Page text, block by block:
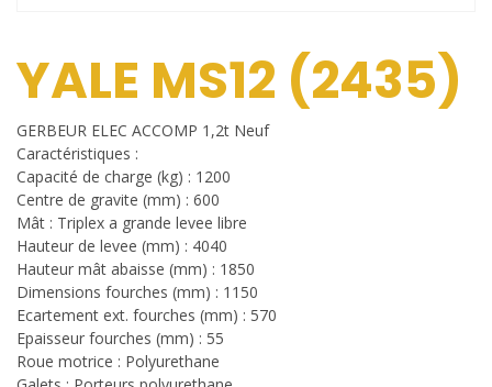
YALE MS12 (2435)
GERBEUR ELEC ACCOMP 1,2t Neuf
Caractéristiques :
Capacité de charge (kg) : 1200
Centre de gravite (mm) : 600
Mât : Triplex a grande levee libre
Hauteur de levee (mm) : 4040
Hauteur mât abaisse (mm) : 1850
Dimensions fourches (mm) : 1150
Ecartement ext. fourches (mm) : 570
Epaisseur fourches (mm) : 55
Roue motrice : Polyurethane